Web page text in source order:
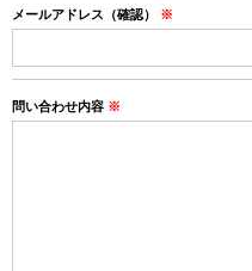
メールアドレス（確認） ※
問い合わせ内容 ※